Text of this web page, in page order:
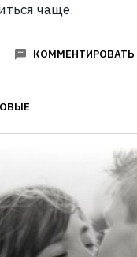
чаще.
КОММЕНТИРОВАТЬ